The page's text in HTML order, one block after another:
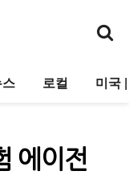
로컬 미국
에이전